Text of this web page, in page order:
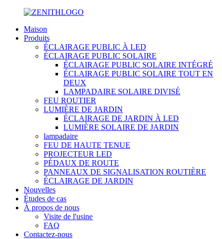
Maison
Produits
ÉCLAIRAGE PUBLIC À LED
ÉCLAIRAGE PUBLIC SOLAIRE
ÉCLAIRAGE PUBLIC SOLAIRE INTÉGRÉ
ÉCLAIRAGE PUBLIC SOLAIRE TOUT EN
DEUX
LAMPADAIRE SOLAIRE DIVISÉ
FEU ROUTIER
LUMIÈRE DE JARDIN
ÉCLAIRAGE DE JARDIN À LED
LUMIÈRE SOLAIRE DE JARDIN
lampadaire
FEU DE HAUTE TENUE
PROJECTEUR LED
PÉDAUX DE ROUTE
PANNEAUX DE SIGNALISATION ROUTIÈRE
ÉCLAIRAGE DE JARDIN
Nouvelles
Études de cas
À propos de nous
Visite de l'usine
FAQ
Contactez-nous